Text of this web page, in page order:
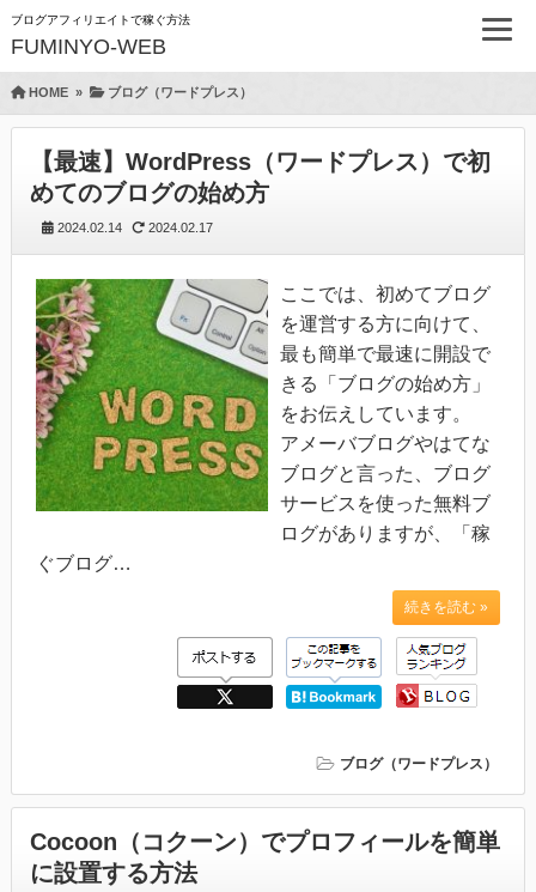
ブログアフィリエイトで稼ぐ方法
FUMINYO-WEB
HOME» ブログ（ワードプレス）
【最速】WordPress（ワードプレス）で初
めてのブログの始め方
2024.02.14 2024.02.17
ここでは、初めてブログ
を運営する方に向けて、
最も簡単で最速に開設で
きる「ブログの始め方」
をお伝えしています。
アメーバブログやはてな
ブログと言った、ブログ
サービスを使った無料ブ
ログがありますが、「稼
ぐブログ…
続きを読む »
ブログ（ワードプレス）
Cocoon（コクーン）でプロフィールを簡単
に設置する方法